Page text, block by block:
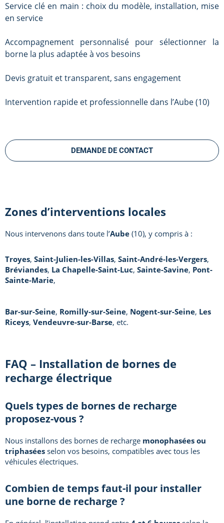
Service clé en main : choix du modèle, installation, mise
en service
Accompagnement personnalisé pour sélectionner la
borne la plus adaptée à vos besoins
Devis gratuit et transparent, sans engagement
Intervention rapide et professionnelle dans l’Aube (10)
DEMANDE DE CONTACT
Zones d’interventions locales
Nous intervenons dans toute l’Aube (10), y compris à :
Troyes, Saint-Julien-les-Villas, Saint-André-les-Vergers,
Bréviandes, La Chapelle-Saint-Luc, Sainte-Savine, Pont-
Sainte-Marie,
Bar-sur-Seine, Romilly-sur-Seine, Nogent-sur-Seine, Les
Riceys, Vendeuvre-sur-Barse, etc.
FAQ – Installation de bornes de
recharge électrique
Quels types de bornes de recharge
proposez-vous ?
Nous installons des bornes de recharge monophasées ou
triphasées selon vos besoins, compatibles avec tous les
véhicules électriques.
Combien de temps faut-il pour installer
une borne de recharge ?